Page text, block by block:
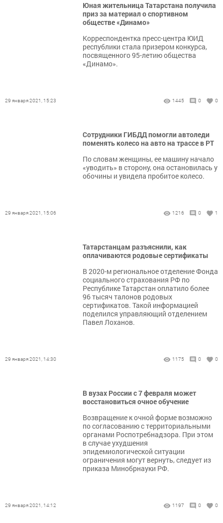
Юная жительница Татарстана получила
приз за материал о спортивном
обществе «Динамо»
Корреспондентка пресс-центра ЮИД
республики стала призером конкурса,
посвященного 95-летию общества
«Динамо».
29 января 2021, 15:23 1445 0 0
Сотрудники ГИБДД помогли автоледи
поменять колесо на авто на трассе в РТ
По словам женщины, ее машину начало
«уводить» в сторону, она остановилась у
обочины и увидела пробитое колесо.
29 января 2021, 15:06 1216 0 1
Татарстанцам разъяснили, как
оплачиваются родовые сертификаты
В 2020-м региональное отделение Фонда
социального страхования РФ по
Республике Татарстан оплатило более
96 тысяч талонов родовых
сертификатов. Такой информацией
поделился управляющий отделением
Павел Лоханов.
29 января 2021, 14:30 1175 0 0
В вузах России с 7 февраля может
восстановиться очное обучение
Возвращение к очной форме возможно
по согласованию с территориальными
органами Роспотребнадзора. При этом
в случае ухудшения
эпидемиологической ситуации
ограничения могут вернуть, следует из
приказа Минобрнауки РФ.
29 января 2021, 14:12 1197 0 0